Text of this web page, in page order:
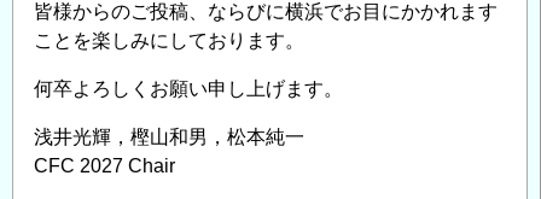
皆様からのご投稿、ならびに横浜でお目にかかれます
ことを楽しみにしております。
何卒よろしくお願い申し上げます。
浅井光輝，樫山和男，松本純一
CFC 2027 Chair